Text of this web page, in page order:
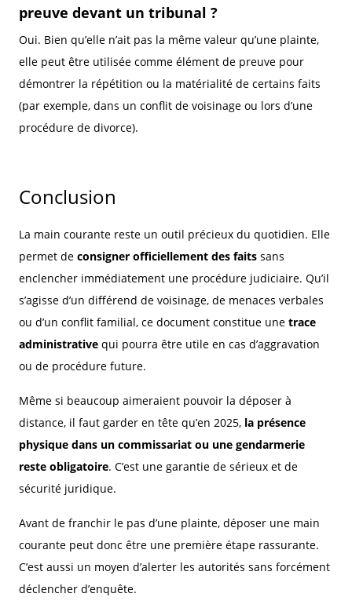
preuve devant un tribunal ?
Oui. Bien qu’elle n’ait pas la même valeur qu’une plainte,
elle peut être utilisée comme élément de preuve pour
démontrer la répétition ou la matérialité de certains faits
(par exemple, dans un conflit de voisinage ou lors d’une
procédure de divorce).
Conclusion
La main courante reste un outil précieux du quotidien. Elle
permet de consigner officiellement des faits sans
enclencher immédiatement une procédure judiciaire. Qu’il
s’agisse d’un différend de voisinage, de menaces verbales
ou d’un conflit familial, ce document constitue une trace
administrative qui pourra être utile en cas d’aggravation
ou de procédure future.
Même si beaucoup aimeraient pouvoir la déposer à
distance, il faut garder en tête qu’en 2025, la présence
physique dans un commissariat ou une gendarmerie
reste obligatoire. C’est une garantie de sérieux et de
sécurité juridique.
Avant de franchir le pas d’une plainte, déposer une main
courante peut donc être une première étape rassurante.
C’est aussi un moyen d’alerter les autorités sans forcément
déclencher d’enquête.